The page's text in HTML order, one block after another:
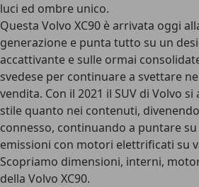
luci ed ombre unico.
Questa Volvo XC90 è arrivata oggi
generazione e punta tutto su un
accattivante e sulle ormai
svedese per continuare a svettare
vendita. Con il 2021 il SUV di Volvo
stile quanto nei contenuti,
connesso, continuando a puntare
emissioni con motori elettrificati su
Scopriamo dimensioni, interni,
della Volvo XC90.